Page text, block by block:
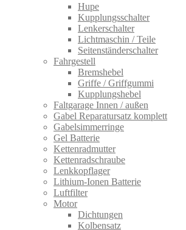
Hupe
Kupplungsschalter
Lenkerschalter
Lichtmaschin / Teile
Seitenständerschalter
Fahrgestell
Bremshebel
Griffe / Griffgummi
Kupplungshebel
Faltgarage Innen / außen
Gabel Reparatursatz komplett
Gabelsimmerringe
Gel Batterie
Kettenradmutter
Kettenradschraube
Lenkkopflager
Lithium-Ionen Batterie
Luftfilter
Motor
Dichtungen
Kolbensatz